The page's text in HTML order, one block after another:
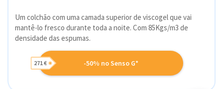
Um colchão com uma camada superior de viscogel que vai
mantê-lo fresco durante toda a noite. Com 85Kgs/m3 de
densidade das espumas.
-50% no Senso G*
271 €